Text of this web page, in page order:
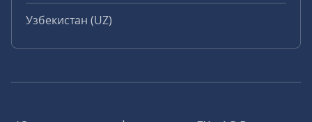
Узбекистан (UZ)